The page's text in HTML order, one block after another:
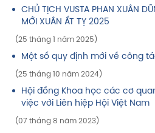
CHỦ TỊCH VUSTA PHAN XUÂN
MỚI XUÂN ẤT TỴ 2025
(25 tháng 1 năm 2025)
Một số quy định mới về công
(25 tháng 10 năm 2024)
Hội đồng Khoa học các cơ
việc với Liên hiệp Hội Việt Nam
(07 tháng 8 năm 2023)